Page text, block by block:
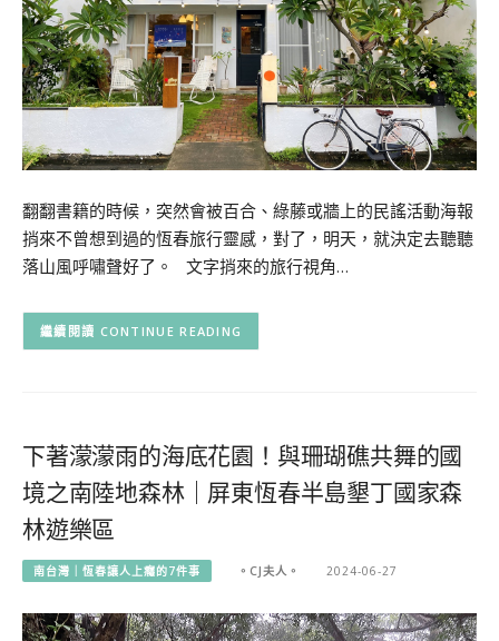
翻翻書籍的時候，突然會被百合、綠藤或牆上的民謠活動海報
捎來不曾想到過的恆春旅行靈感，對了，明天，就決定去聽聽
落山風呼嘯聲好了。 文字捎來的旅行視角…
CONTINUE READING
下著濛濛雨的海底花園！與珊瑚礁共舞的國
境之南陸地森林｜屏東恆春半島墾丁國家森
林遊樂區
南台灣｜恆春讓人上癮的7件事 。CJ夫人。 2024-06-27